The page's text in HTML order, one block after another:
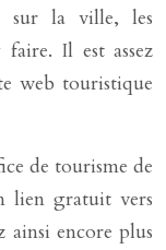
sur la ville, les
Il est assez
web touristique
de tourisme de
lien gratuit vers
ainsi encore plus